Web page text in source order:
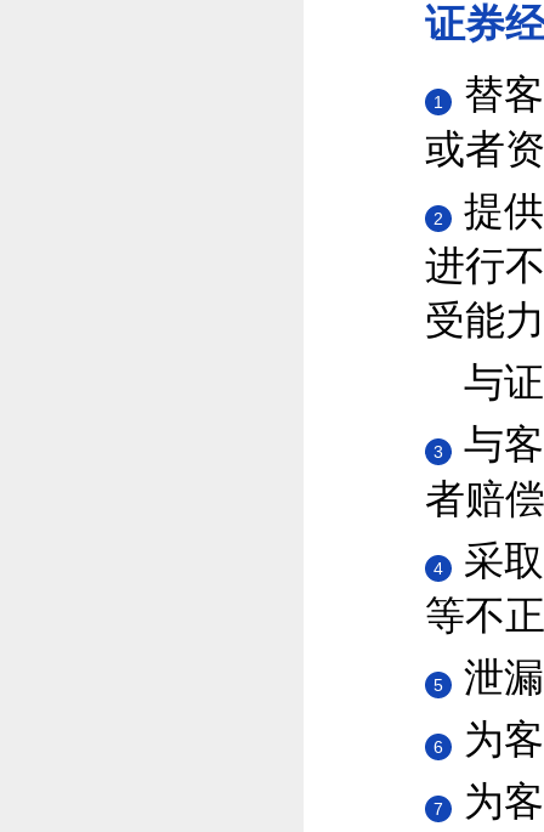
证券
1
替
或者
2
提
进行
受能
与
3
与
者赔
4
采
等不
5 泄
6 为
7
为